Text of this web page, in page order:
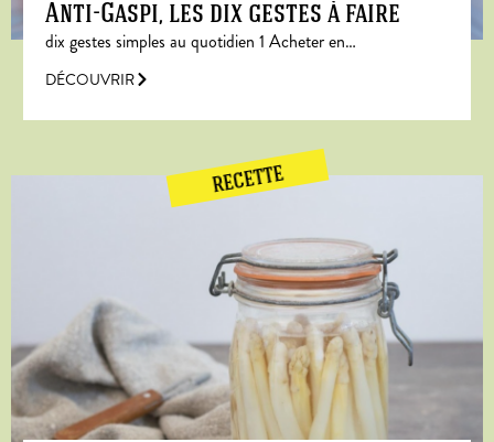
Anti-Gaspi, les dix gestes à faire
dix gestes simples au quotidien 1 Acheter en…
DÉCOUVRIR
RECETTE